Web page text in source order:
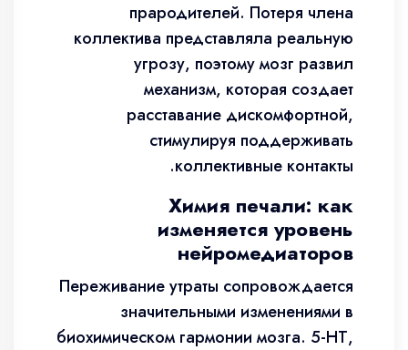
прародителей. Потеря члена
коллектива представляла реальную
угрозу, поэтому мозг развил
механизм, которая создает
расставание дискомфортной,
стимулируя поддерживать
коллективные контакты.
Химия печали: как
изменяется уровень
нейромедиаторов
Переживание утраты сопровождается
значительными изменениями в
биохимическом гармонии мозга. 5-НТ,